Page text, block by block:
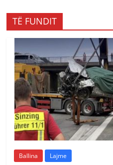
TË FUNDIT
Ballina Lajme